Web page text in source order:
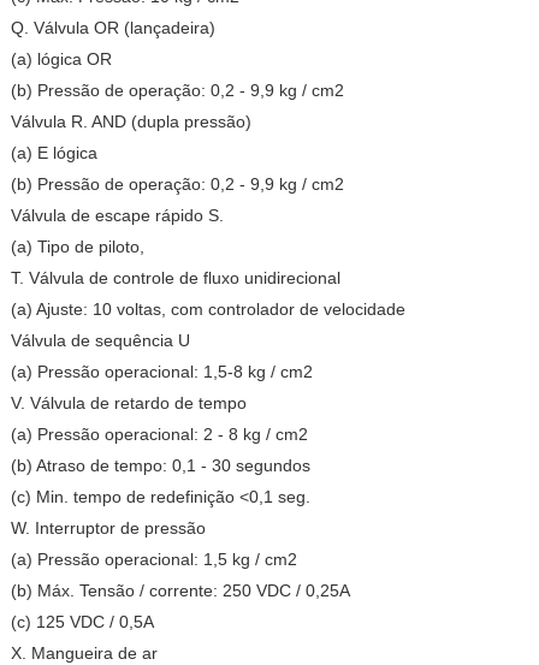
Q. Válvula OR (lançadeira)
(a) lógica OR
(b) Pressão de operação: 0,2 - 9,9 kg / cm2
Válvula R. AND (dupla pressão)
(a) E lógica
(b) Pressão de operação: 0,2 - 9,9 kg / cm2
Válvula de escape rápido S.
(a) Tipo de piloto,
T. Válvula de controle de fluxo unidirecional
(a) Ajuste: 10 voltas, com controlador de velocidade
Válvula de sequência U
(a) Pressão operacional: 1,5-8 kg / cm2
V. Válvula de retardo de tempo
(a) Pressão operacional: 2 - 8 kg / cm2
(b) Atraso de tempo: 0,1 - 30 segundos
(c) Min. tempo de redefinição <0,1 seg.
W. Interruptor de pressão
(a) Pressão operacional: 1,5 kg / cm2
(b) Máx. Tensão / corrente: 250 VDC / 0,25A
(c) 125 VDC / 0,5A
X. Mangueira de ar